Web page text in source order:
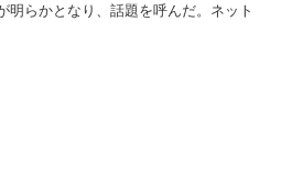
らかとなり、話題を呼んだ。ネット